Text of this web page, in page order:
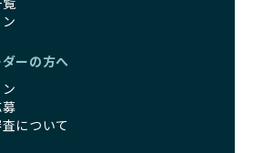
の環境づくりに全力を注いでいま
に抑えた繁殖計画、栄養バランスが
のびのびと動ける適度な運動環境、
健康管理まで徹底しています。
を通じてお迎えする子犬は、元
れることが大きな魅力です。
場合は、健康リスクを十分に理解
について丁寧に説明しています。食
にした繁殖を心がけています。
」の詳細はこちら
えたワンちゃんたちのことを指しま
ーの方へ
について